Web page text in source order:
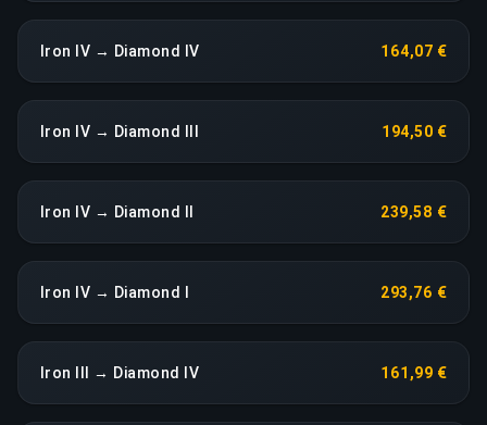
Iron IV → Diamond IV 164,07 €
Iron IV → Diamond III 194,50 €
Iron IV → Diamond II 239,58 €
Iron IV → Diamond I 293,76 €
Iron III → Diamond IV 161,99 €